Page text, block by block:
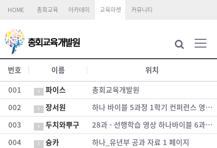
HOME 총회교육 아카데미 교육마켓 커뮤니티
번호 이름
위치
001
파이스
총회교육개발원
002
장서원
하나 바이블 5과정 1학기 컨퍼런스 영유아부 강의 PPT > 하나_영유아부 공과 자료
003
두치와뿌구
28과 - 선행학습 영상 하나바이블 6과정 2학기 청소년부 > 하나_청소년부 성경 공부 자료
004
슝카
하나_유년부 공과 자료 1 페이지